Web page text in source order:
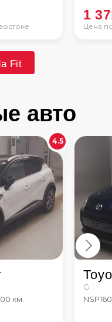
Цена
1
Fit
авто
4.5
км.
G